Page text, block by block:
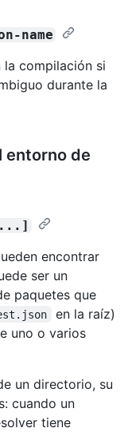
name
la compilación si
durante la
entorno de
encontrar
ser un
paquetes que
en la raíz)
uno o varios
un directorio, su
cuando un
tiene